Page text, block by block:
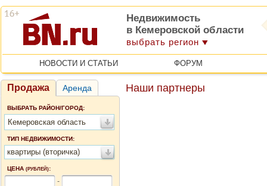
Недвижимость
в Кемеровской области
выбрать регион
НОВОСТИ И СТАТЬИ ФОРУМ
Продажа Аренда
ВЫБРАТЬ РАЙОН/ГОРОД:
Кемеровская область
ТИП НЕДВИЖИМОСТИ:
квартиры (вторичка)
ЦЕНА (РУБЛЕЙ):
-
Наши партнеры